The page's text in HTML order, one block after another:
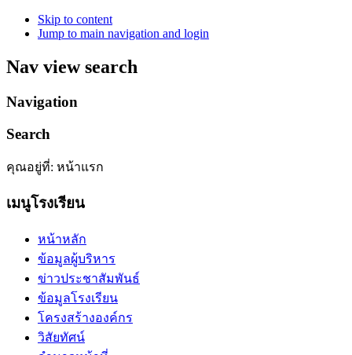
Skip to content
Jump to main navigation and login
Nav view search
Navigation
Search
คุณอยู่ที่: หน้าแรก
เมนูโรงเรียน
หน้าหลัก
ข้อมูลผู้บริหาร
ข่าวประชาสัมพันธ์
ข้อมูลโรงเรียน
โครงสร้างองค์กร
วิสัยทัศน์